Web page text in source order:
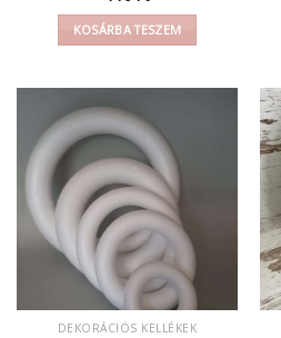
KOSÁRBA TESZEM
DEKORÁCIÓS KELLÉKEK